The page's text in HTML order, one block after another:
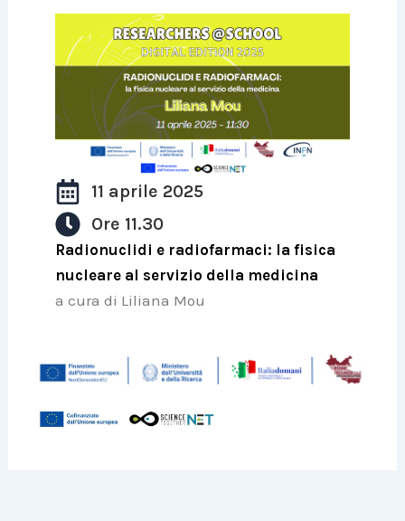
11 aprile 2025
Ore 11.30
Radionuclidi e radiofarmaci: la fisica
nucleare al servizio della medicina
a cura di Liliana Mou